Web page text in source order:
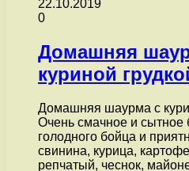
22.10.2019
0
Домашняя
куриной
Домашняя шаурма с
Очень смачное и сытное
голодного бойца и
свинина, курица,
репчатый, чеснок,